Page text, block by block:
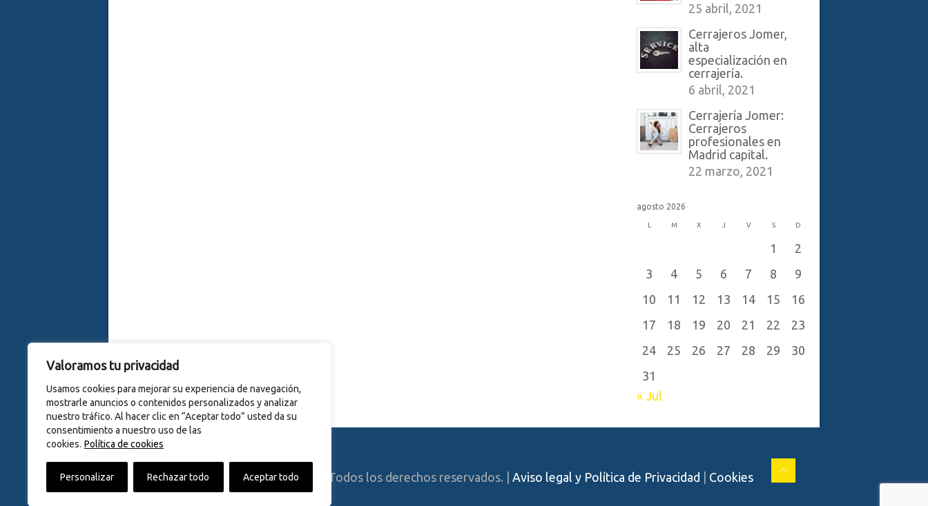
Valoramos tu privacidad
Usamos cookies para mejorar su experiencia de navegación,
mostrarle anuncios o contenidos personalizados y analizar
nuestro tráfico. Al hacer clic en “Aceptar todo” usted da su
consentimiento a nuestro uso de las
cookies. Política de cookies
Personalizar Rechazar todo Aceptar todo
25 abril, 2021
Cerrajeros Jomer,
alta
especialización en
cerrajería.
6 abril, 2021
Cerrajería Jomer:
Cerrajeros
profesionales en
Madrid capital.
22 marzo, 2021
agosto 2026
L M X J V S D
1
2
3
4 5 6 7 8
9
10
11 12 13 14 15
16
17
18 19 20 21 22
23
24
25 26 27 28 29
30
31
« Jul
© 2015CERRAJERÍA JOMER S.L. Todos los derechos reservados. | Aviso legal y Política de Privacidad Cookies